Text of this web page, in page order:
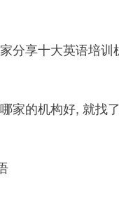
享十大英语培训
的机构好, 就找了